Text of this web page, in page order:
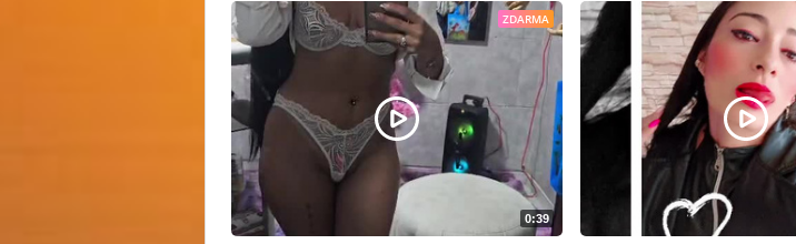
ZDARMA
0:39